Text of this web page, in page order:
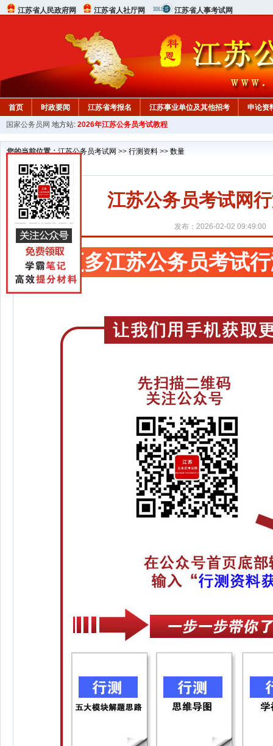
江苏省人民政府网 江苏省人社厅网 江苏省人事考试网
首页 时政要闻 江苏省考报名 江苏事业单位及其他招考
申论资
国家公务员网 地方站: 2026年江苏公务员考试教程
您的当前位置：江苏公务员考试网 >> 行测资料 >> 数量
江苏公务员考试网
发布：2026-02-02 09:49:00
更多江苏公务员考试